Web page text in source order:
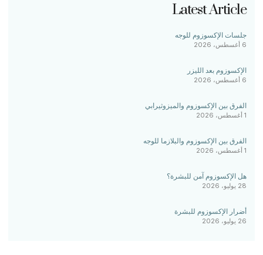
Latest Article
جلسات الإكسوزوم للوجه
6 أغسطس، 2026
الإكسوزوم بعد الليزر
6 أغسطس، 2026
الفرق بين الإكسوزوم والميزوثيرابي
1 أغسطس، 2026
الفرق بين الإكسوزوم والبلازما للوجه
1 أغسطس، 2026
هل الإكسوزوم آمن للبشرة؟
28 يوليو، 2026
أضرار الإكسوزوم للبشرة
26 يوليو، 2026